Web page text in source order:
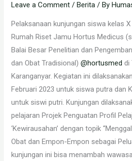
Leave a Comment /Berita / By
Pelaksanaan kunjungan siswa kelas
Rumah Riset Jamu Hortus Medicus
Balai Besar Penelitian dan
dan Obat Tradisional)@hortusmed di
Karanganyar. Kegiatan ini
Februari 2023 untuk siswa putra dan
untuk siswi putri. Kunjungan
pelajaran Projek Penguatan Profil
‘Kewirausahan’ dengan topik
Obat dan Empon-Empon sebagai
kunjungan ini bisa menambah